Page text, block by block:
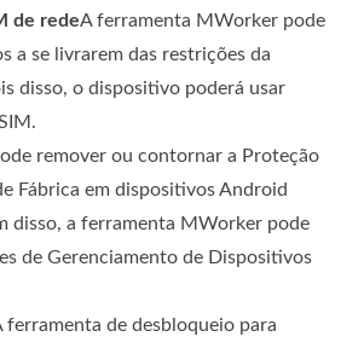
de redeA ferramenta MWorker pode
a se livrarem das restrições da
disso, o dispositivo poderá usar
remover ou contornar a Proteção
Fábrica em dispositivos Android
disso, a ferramenta MWorker pode
de Gerenciamento de Dispositivos
ferramenta de desbloqueio para